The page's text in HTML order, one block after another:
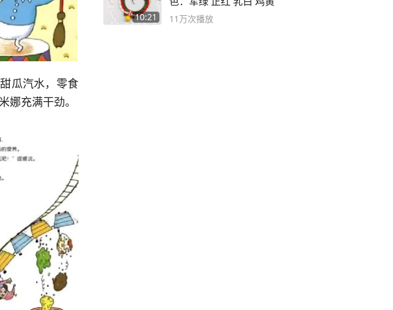
瓜汽水，零食
娜充满干劲。
10:21 11万次播放